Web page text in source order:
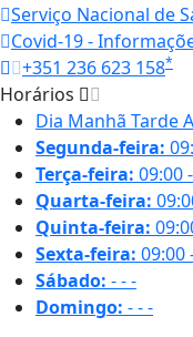
Serviço Nacional de
Covid-19 -
+351 236 623 158*
Horários
Dia Manhã Tarde
Segunda-feira:
Terça-feira: 09:00
Quarta-feira:
Quinta-feira:
Sexta-feira: 09:00
Sábado: ---
Domingo: ---